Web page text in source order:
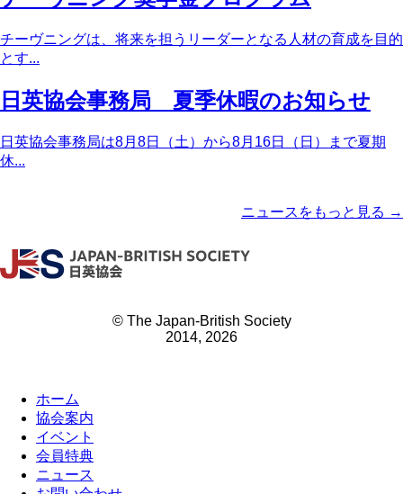
チーヴニングは、将来を担うリーダーとなる人材の育成を目的
とす...
日英協会事務局 夏季休暇のお知らせ
日英協会事務局は8月8日（土）から8月16日（日）まで夏期
休...
ニュースをもっと見る →
© The Japan-British Society
2014, 2026
ホーム
協会案内
イベント
会員特典
ニュース